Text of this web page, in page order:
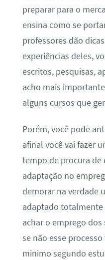
preparar para o
ensina como se
professores dão
experiências deles,
escritos, pesquisas,
acho mais
alguns cursos que
Porém, você pode
afinal você vai fazer
tempo de procura de
adaptação no
demorar na verdade
adaptado totalmente
achar o emprego dos
se não esse
minimo segundo